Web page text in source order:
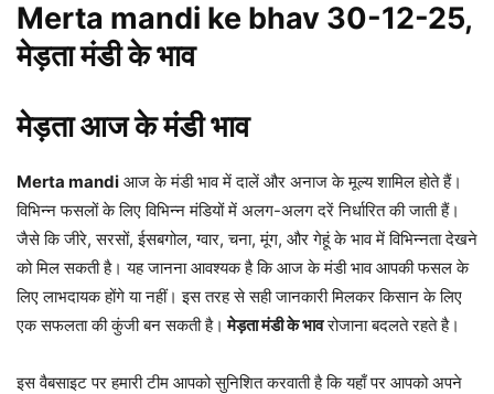
Merta mandi ke bhav 30-12-25,
मेड़ता मंडी के भाव
मेड़ता आज के मंडी भाव
Merta mandi आज के मंडी भाव में दालें और अनाज के मूल्य शामिल होते हैं।
विभिन्न फसलों के लिए विभिन्न मंडियों में अलग-अलग दरें निर्धारित की जाती हैं।
जैसे कि जीरे, सरसों, ईसबगोल, ग्वार, चना, मूंग, और गेहूं के भाव में विभिन्नता देखने
को मिल सकती है। यह जानना आवश्यक है कि आज के मंडी भाव आपकी फसल के
लिए लाभदायक होंगे या नहीं। इस तरह से सही जानकारी मिलकर किसान के लिए
एक सफलता की कुंजी बन सकती है। मेड़ता मंडी के भावरोजाना बदलते रहते है।
इस वैबसाइट पर हमारी टीम आपको सुनिशित करवाती है कि यहाँ पर आपको अपने